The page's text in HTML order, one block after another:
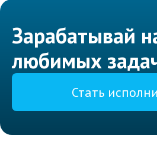
Зарабатывай
любимых
Стать